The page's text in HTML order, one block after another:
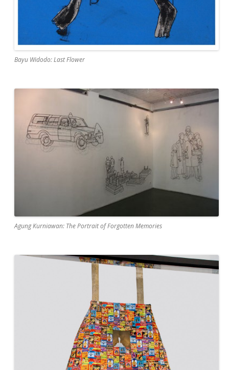
Bayu Widodo: Last Flower
Agung Kurniawan: The Portrait of Forgotten Memories